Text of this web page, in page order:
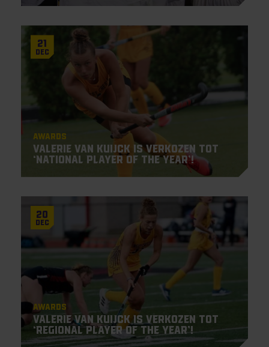
21
Dec
Awards
Valerie van Kuijck is verkozen tot
‘National Player of the Year’!
20
Dec
Awards
Valerie van Kuijck is verkozen tot
‘Regional Player of the Year’!